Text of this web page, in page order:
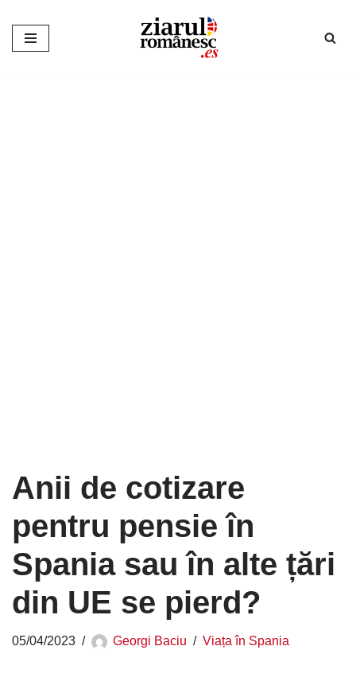
Sari
Anii de cotizare
pentru pensie în
Spania sau în alte țări
din UE se pierd?
05/04/2023 Georgi Baciu Viața în Spania